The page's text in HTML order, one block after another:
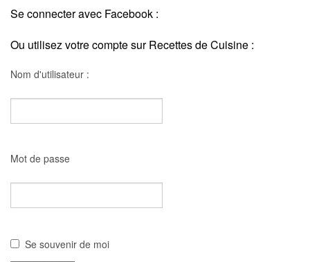
Se connecter avec Facebook :
Ou utilisez votre compte sur Recettes de Cuisine :
Nom d'utilisateur :
Mot de passe
Se souvenir de moi